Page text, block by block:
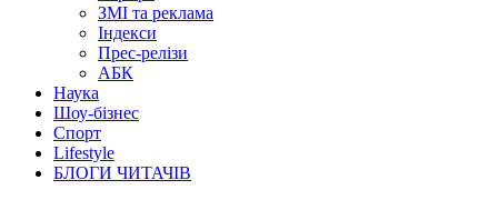
ЗМІ та реклама
Індекси
Прес-релізи
АБК
Наука
Шоу-бізнес
Спорт
Lifestyle
БЛОГИ ЧИТАЧІВ